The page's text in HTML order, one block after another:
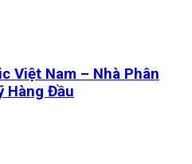
Việt Nam – Nhà Phân
Hàng Đầu